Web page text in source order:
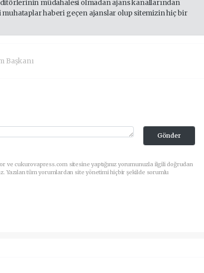
müdahalesi olmadan ajans kanallarından
haberi geçen ajanslar olup sitemizin hiç bir
Başkanı
Gönder
ve cukurovapress.com sitesine yaptığınız yorumunuzla ilgili doğrudan
Yazılan tüm yorumlardan site yönetimi hiçbir şekilde sorumlu